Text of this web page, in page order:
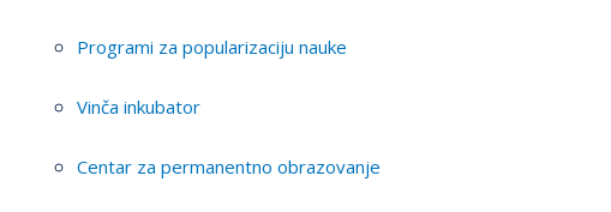
Programi za popularizaciju nauke
Vinča inkubator
Centar za permanentno obrazovanje